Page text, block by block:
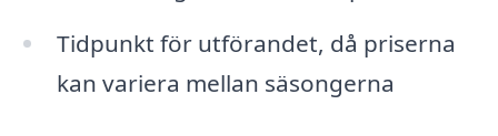
Tidpunkt för utförandet, då priserna
kan variera mellan säsongerna